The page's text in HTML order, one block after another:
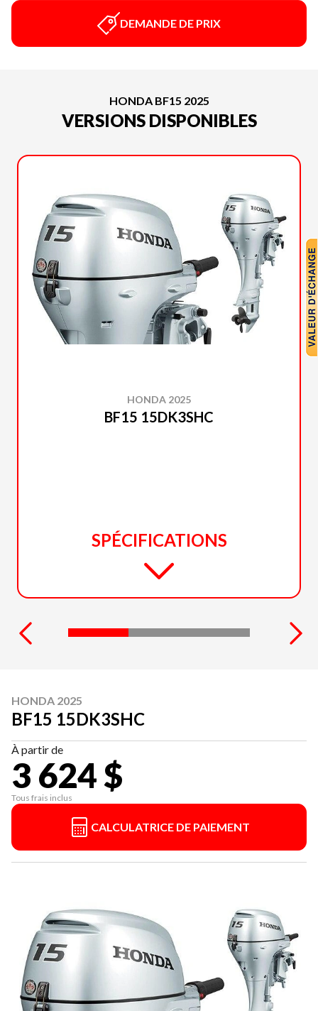
DEMANDE DE PRIX
HONDA BF15 2025
VERSIONS DISPONIBLES
HONDA 2025
BF15 15DK3SHC
SPÉCIFICATIONS
HONDA 2025
BF15 15DK3SHC
À partir de
3 624 $
Tous frais inclus
CALCULATRICE DE PAIEMENT